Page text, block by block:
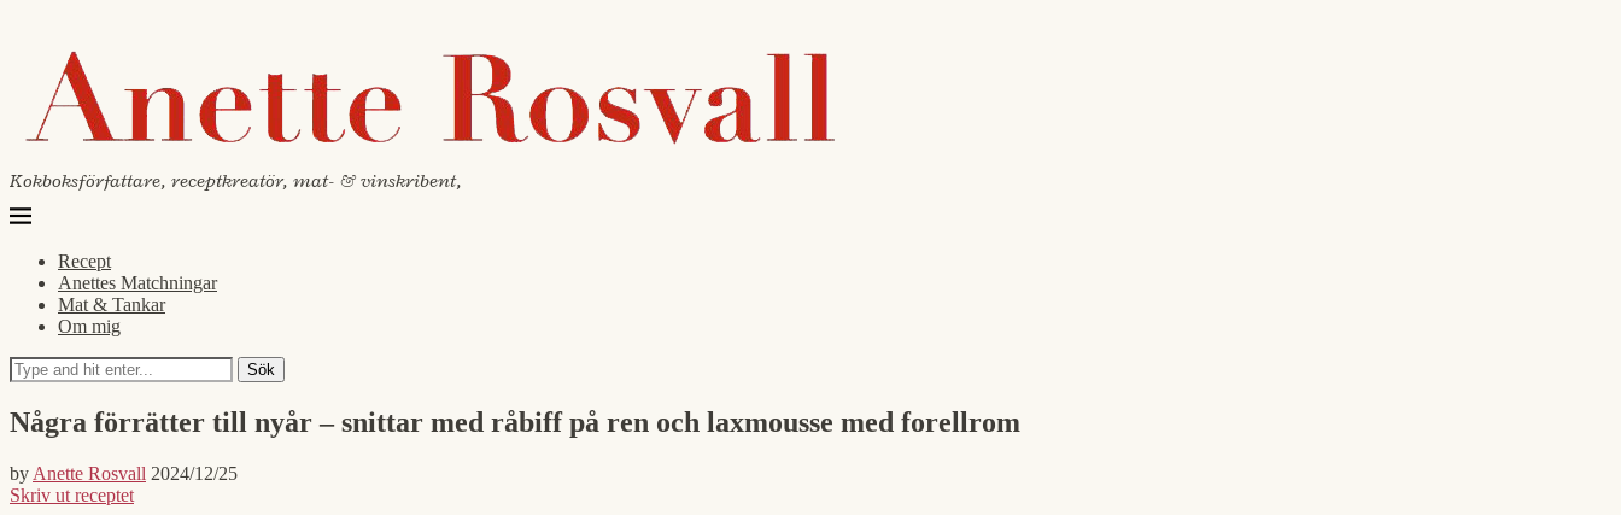
Kokboksförfattare, receptkreatör, mat- & vinskribent,
Recept
Anettes Matchningar
Mat & Tankar
Om mig
Sök
Några förrätter till nyår – snittar med råbiff på ren och laxmousse med forellrom
by Anette Rosvall 2024/12/25
Skriv ut receptet